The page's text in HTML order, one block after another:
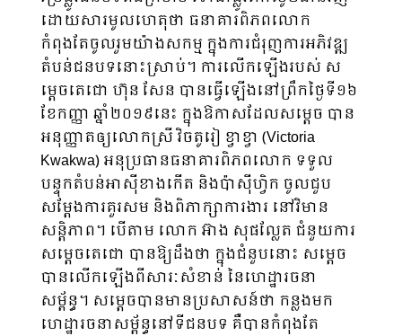
ដោយសារមូលហេតុថា ធនាគារពិភពលោក
កំពុងតែចូលរួមយ៉ាងសកម្ម ក្នុងការជំរុញការអភិវឌ្ឍ
តំបន់ជនបទនោះស្រាប់។ ការលើកឡើងរបស់ ស
ម្តេចតេជោ ហ៊ុន សែន បានធ្វើឡើងនៅព្រឹកថ្ងៃទី១៦
ខែកញ្ញា ឆ្នាំ២០១៩នេះ ក្នុងឱកាសដែលសម្តេច បាន
អនុញ្ញាតឲ្យលោកស្រី វិចតូរៀ ខ្វាខ្វា (Victoria
Kwakwa) អនុប្រធានធនាគារពិភពលោក ទទួល
បន្ទុកតំបន់អាស៊ីខាងកើត និងប៉ាស៊ីហ្វិក ចូលជួប
សម្តែងការគួរសម និងពិភាក្សាការងារ នៅវិមាន
សន្តិភាព។ បើតាម លោក អ៊ាង សុផល្លែត ជំនួយការ
សម្តេចតេជោ បានឱ្យដឹងថា ក្នុងជំនួបនោះ សម្ដេច
បានលើកឡើងពីសារៈសំខាន់ នៃហេដ្ឋារចនា
សម្ព័ន្ធ។ សម្តេចបានមានប្រសាសន៍ថា កន្លងមក
ហេដ្ឋារចនាសម្ព័ន្ធនៅទីជនបទ គឺបានកំពុងតែ